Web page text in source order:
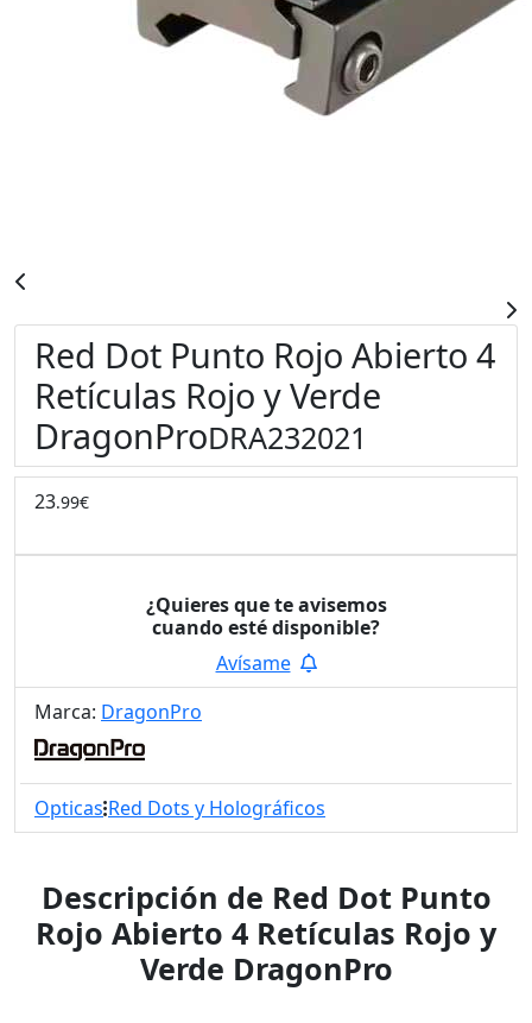
Red Dot Punto Rojo Abierto 4
Retículas Rojo y Verde
DragonProDRA232021
23.99€
¿Quieres que te avisemos
cuando esté disponible?
Avísame
Marca: DragonPro
Opticas Red Dots y Holográficos
Descripción de Red Dot Punto
Rojo Abierto 4 Retículas Rojo y
Verde DragonPro